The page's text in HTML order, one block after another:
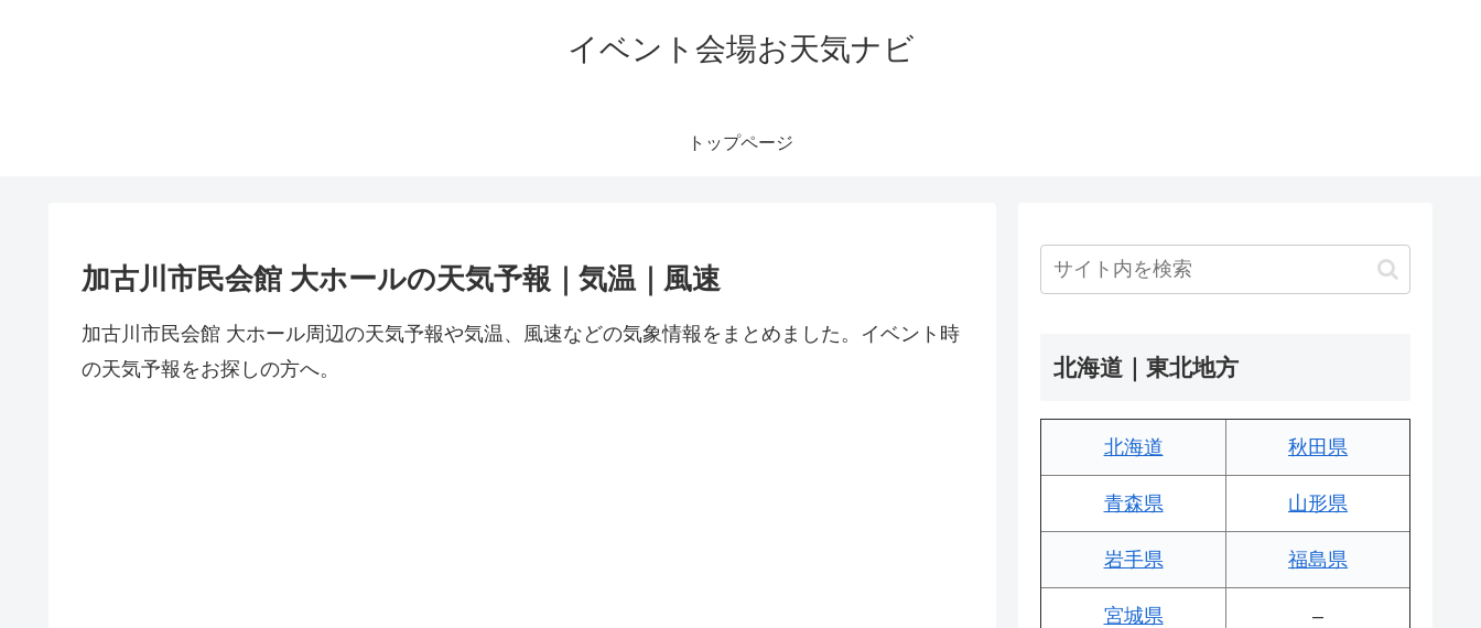
イベント会場お天気ナビ
トップページ
加古川市民会館 大ホールの天気予報｜気温｜風速
加古川市民会館 大ホール周辺の天気予報や気温、風速などの気象情報をまとめました。イベント時
の天気予報をお探しの方へ。
北海道｜東北地方
北海道 秋田県
青森県 山形県
岩手県 福島県
宮城県 –